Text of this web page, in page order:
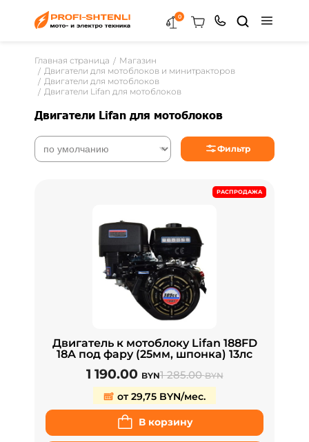
0
Главная страница
Магазин
Двигатели для мотоблоков и минитракторов
Двигатели для мотоблоков
Двигатели Lifan для мотоблоков
Двигатели Lifan для мотоблоков
Фильтр
РАСПРОДАЖА
Двигатель к мотоблоку Lifan 188FD
18A под фару (25мм, шпонка) 13лс
1 190.00 BYN1 285.00BYN
от 29,75 BYN/мес.
В корзину